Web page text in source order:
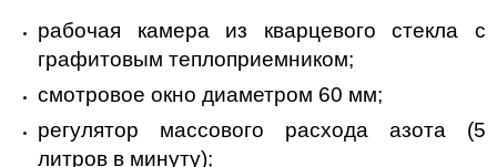
рабочая камера из кварцевого стекла с
графитовым теплоприемником;
смотровое окно диаметром 60 мм;
регулятор массового расхода азота (5
литров в минуту);